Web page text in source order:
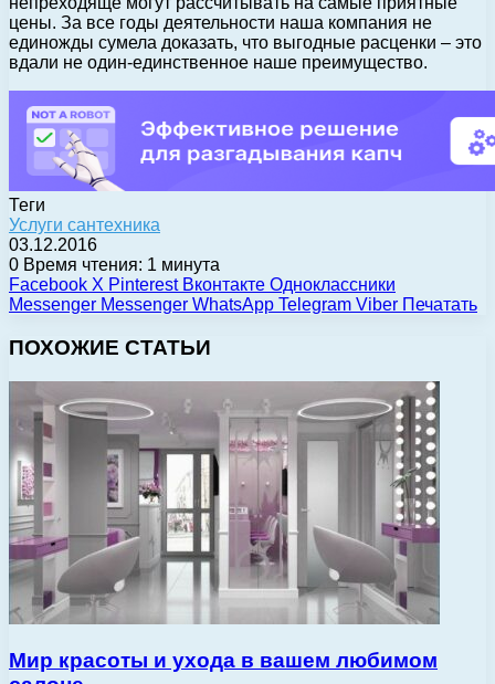
цены. За все годы деятельности наша компания не
единожды сумела доказать, что выгодные расценки – это
вдали не один-единственное наше преимущество.
Теги
Услуги сантехника
03.12.2016
0 Время чтения: 1 минута
Facebook X Pinterest Вконтакте Одноклассники
Messenger Messenger WhatsApp Telegram Viber Печатать
ПОХОЖИЕ СТАТЬИ
Мир красоты и ухода в вашем любимом